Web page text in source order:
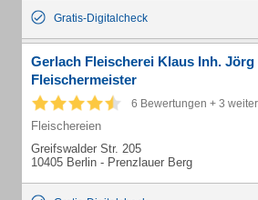
Gratis-Digitalcheck
Gerlach Fleischerei Klaus Inh.
Fleischermeister
6 Bewertungen + 3
Fleischereien
Greifswalder Str. 205
10405 Berlin - Prenzlauer Berg